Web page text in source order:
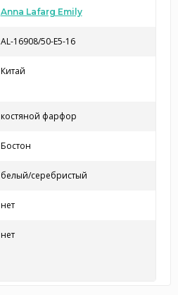
Anna Lafarg Emily
AL-16908/50-E5-16
Китай
костяной фарфор
Бостон
белый/серебристый
нет
нет